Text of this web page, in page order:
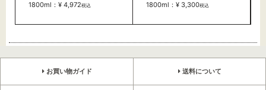
1800ml：¥ 4,972税込 1800ml：¥ 3,300税込
お買い物ガイド 送料について